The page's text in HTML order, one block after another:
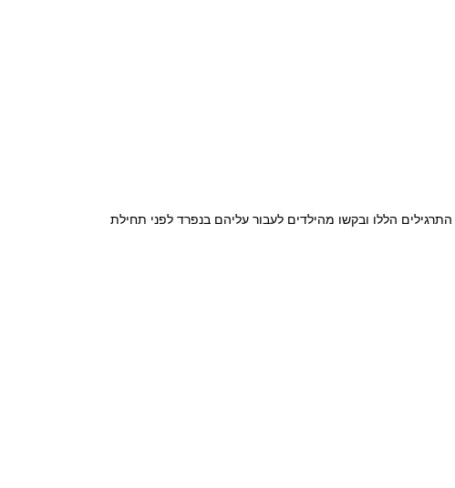
אבל יש בעיה עם 2-3 תרגילים במבחן זה רשמו בכתב את את התרגילים הללו ובקשו מהילדים לעבור עליהם בנפרד לפני תחילת